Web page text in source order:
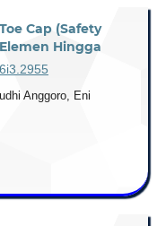
Cap (Safety
Hingga
Anggoro, Eni